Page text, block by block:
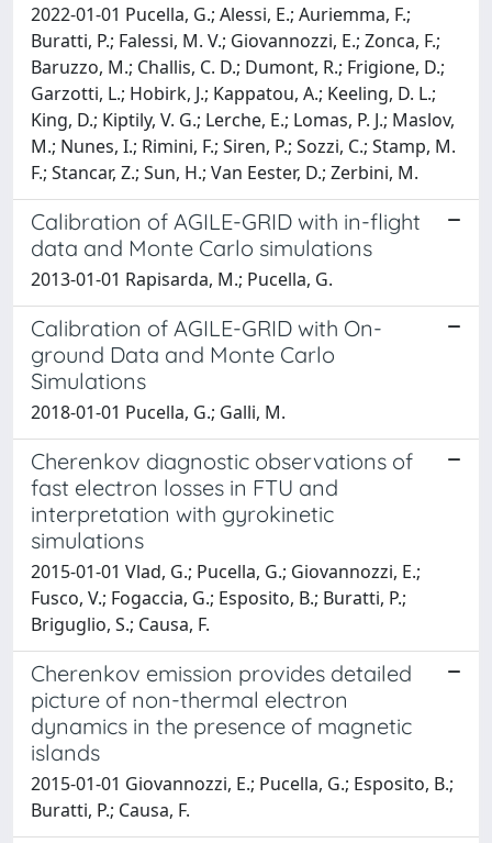
2022-01-01 Pucella, G.; Alessi, E.; Auriemma, F.;
Buratti, P.; Falessi, M. V.; Giovannozzi, E.; Zonca, F.;
Baruzzo, M.; Challis, C. D.; Dumont, R.; Frigione, D.;
Garzotti, L.; Hobirk, J.; Kappatou, A.; Keeling, D. L.;
King, D.; Kiptily, V. G.; Lerche, E.; Lomas, P. J.; Maslov,
M.; Nunes, I.; Rimini, F.; Siren, P.; Sozzi, C.; Stamp, M.
F.; Stancar, Z.; Sun, H.; Van Eester, D.; Zerbini, M.
Calibration of AGILE-GRID with in-flight
data and Monte Carlo simulations
2013-01-01 Rapisarda, M.; Pucella, G.
Calibration of AGILE-GRID with On-
ground Data and Monte Carlo
Simulations
2018-01-01 Pucella, G.; Galli, M.
Cherenkov diagnostic observations of
fast electron losses in FTU and
interpretation with gyrokinetic
simulations
2015-01-01 Vlad, G.; Pucella, G.; Giovannozzi, E.;
Fusco, V.; Fogaccia, G.; Esposito, B.; Buratti, P.;
Briguglio, S.; Causa, F.
Cherenkov emission provides detailed
picture of non-thermal electron
dynamics in the presence of magnetic
islands
2015-01-01 Giovannozzi, E.; Pucella, G.; Esposito, B.;
Buratti, P.; Causa, F.